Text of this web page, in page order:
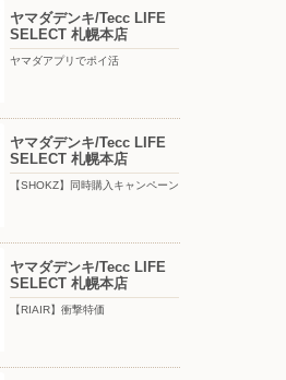
り
ヤマダデンキ/Tecc LIFE
SELECT 札幌本店
ヤマダアプリでポイ活
ヤマダデンキ/Tecc LIFE
SELECT 札幌本店
【SHOKZ】同時購入キャンペーン
ヤマダデンキ/Tecc LIFE
SELECT 札幌本店
【RIAIR】衝撃特価